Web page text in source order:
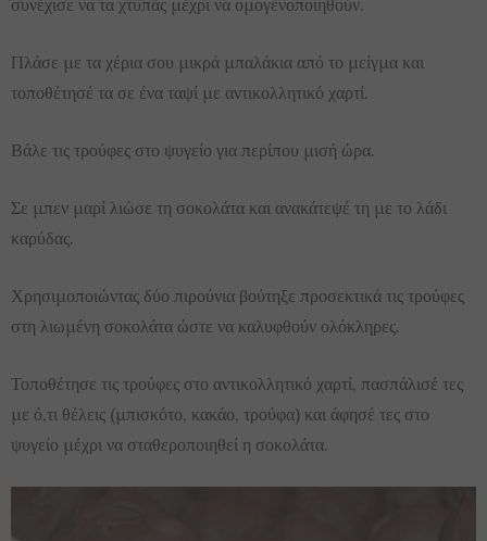
Πλάσε με τα χέρια σου μικρά μπαλάκια από το μείγμα και
τοποθέτησέ τα σε ένα ταψί με αντικολλητικό χαρτί.
Βάλε τις τρούφες στο ψυγείο για περίπου μισή ώρα.
Σε μπεν μαρί λιώσε τη σοκολάτα και ανακάτεψέ τη με το λάδι
καρύδας.
Χρησιμοποιώντας δύο πιρούνια βούτηξε προσεκτικά τις τρούφες
στη λιωμένη σοκολάτα ώστε να καλυφθούν ολόκληρες.
Τοποθέτησε τις τρούφες στο αντικολλητικό χαρτί, πασπάλισέ τες
με ό,τι θέλεις (μπισκότο, κακάο, τρούφα) και άφησέ τες στο
ψυγείο μέχρι να σταθεροποιηθεί η σοκολάτα.